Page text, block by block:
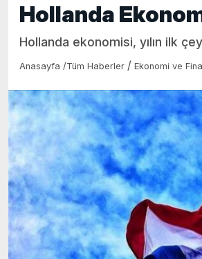
Hollanda
Hollanda ekonomisi, yılın ilk
Anasayfa /Tüm Haberler / Ekonomi ve